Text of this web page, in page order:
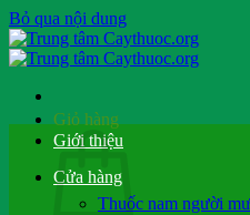
Bỏ qua nội dung
Giỏ hàng
Giới thiệu
Cửa hàng
Thuốc nam người